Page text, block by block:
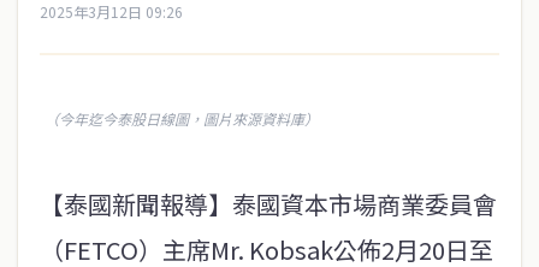
2025年3月12日 09:26
（今年迄今泰股日線圖，圖片來源資料庫）
【泰國新聞報導】泰國資本市場商業委員會
（FETCO）主席Mr. Kobsak公佈2月20日至